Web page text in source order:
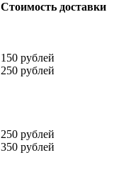
Стоимость доставки
150 рублей
250 рублей
250 рублей
350 рублей